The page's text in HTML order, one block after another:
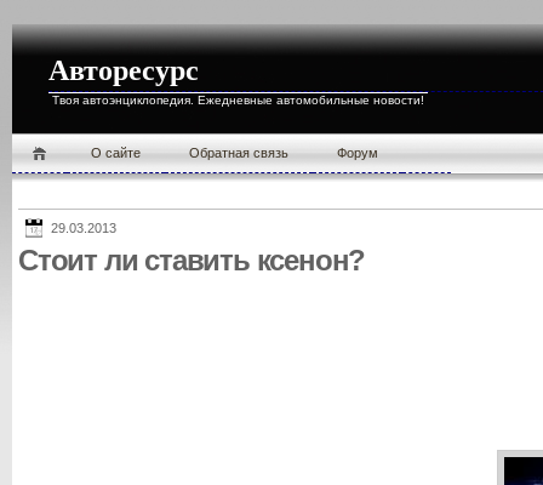
Авторесурс
Твоя автоэнциклопедия. Ежедневные автомобильные новости!
О cайте Обратная связь Форум
29.03.2013
Стоит ли ставить ксенон?